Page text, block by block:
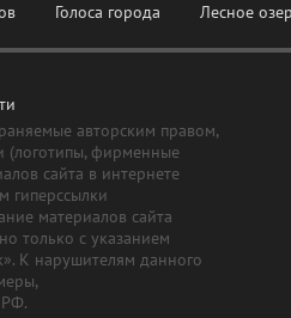
Голоса города Лесное
авторским правом,
(логотипы, фирменные
сайта в интернете
гиперссылки
материалов сайта
только с указанием
К нарушителям данного
РФ.